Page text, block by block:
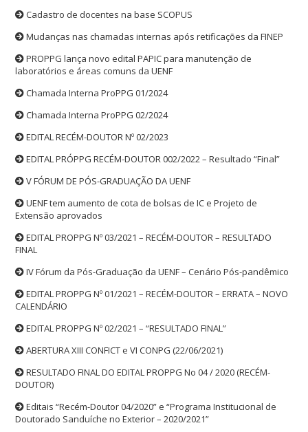
Cadastro de docentes na base SCOPUS
Mudanças nas chamadas internas após retificações da FINEP
PROPPG lança novo edital PAPIC para manutenção de
laboratórios e áreas comuns da UENF
Chamada Interna ProPPG 01/2024
Chamada Interna ProPPG 02/2024
EDITAL RECÉM-DOUTOR Nº 02/2023
EDITAL PRÓPPG RECÉM-DOUTOR 002/2022 – Resultado “Final”
V FÓRUM DE PÓS-GRADUAÇÃO DA UENF
UENF tem aumento de cota de bolsas de IC e Projeto de
Extensão aprovados
EDITAL PROPPG Nº 03/2021 – RECÉM-DOUTOR – RESULTADO
FINAL
IV Fórum da Pós-Graduação da UENF – Cenário Pós-pandêmico
EDITAL PROPPG Nº 01/2021 – RECÉM-DOUTOR – ERRATA – NOVO
CALENDÁRIO
EDITAL PROPPG Nº 02/2021 – “RESULTADO FINAL”
ABERTURA XIII CONFICT e VI CONPG (22/06/2021)
RESULTADO FINAL DO EDITAL PROPPG No 04 / 2020 (RECÉM-
DOUTOR)
Editais “Recém-Doutor 04/2020” e “Programa Institucional de
Doutorado Sanduíche no Exterior – 2020/2021”